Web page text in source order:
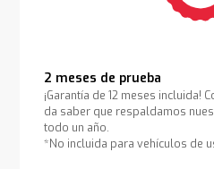
2 meses de prueba
¡Garantía de 12 meses incluida!
da saber que respaldamos
todo un año.
*No incluida para vehículos de